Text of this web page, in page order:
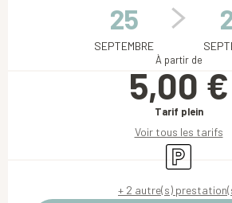
25
SEPTEMBRE
À partir de
5,00 €
Tarif plein
Voir tous les tarifs
Parking
+ 2 autre(s)